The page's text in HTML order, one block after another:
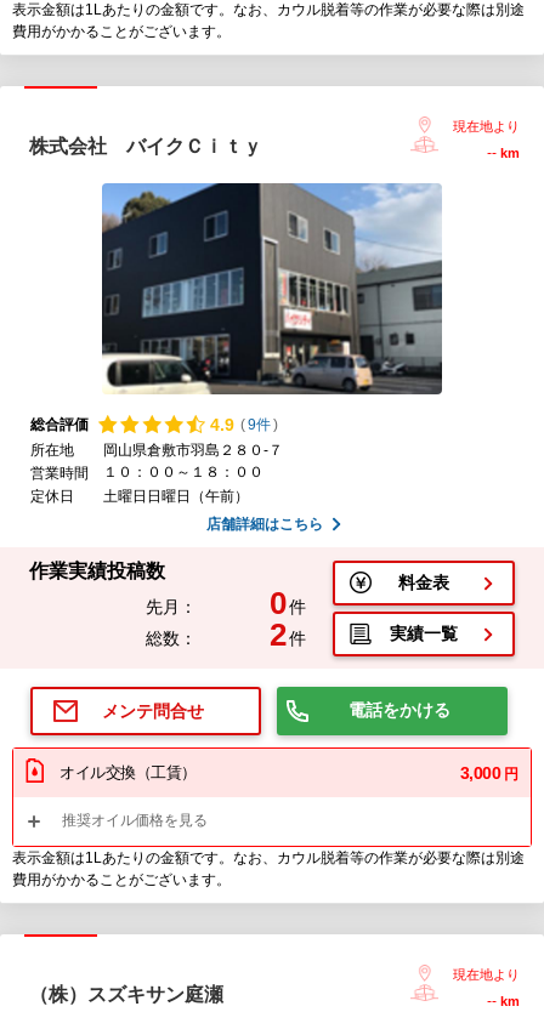
表示金額は1Lあたりの金額です。なお、カウル脱着等の作業が必要な際は別途
費用がかかることがございます。
株式会社 バイクＣｉｔｙ
現在地より
-- km
総合評価 4.9 (9件)
所在地
岡山県倉敷市羽島２８０-７
営業時間
１０：００～１８：００
定休日
土曜日日曜日（午前）
店舗詳細はこちら
作業実績投稿数
先月： 0件
総数：
2件
料金表
実績一覧
メンテ問合せ 電話をかける
オイル交換（工賃） 3,000 円
推奨オイル価格を見る
表示金額は1Lあたりの金額です。なお、カウル脱着等の作業が必要な際は別途
費用がかかることがございます。
（株）スズキサン庭瀬
現在地より
-- km